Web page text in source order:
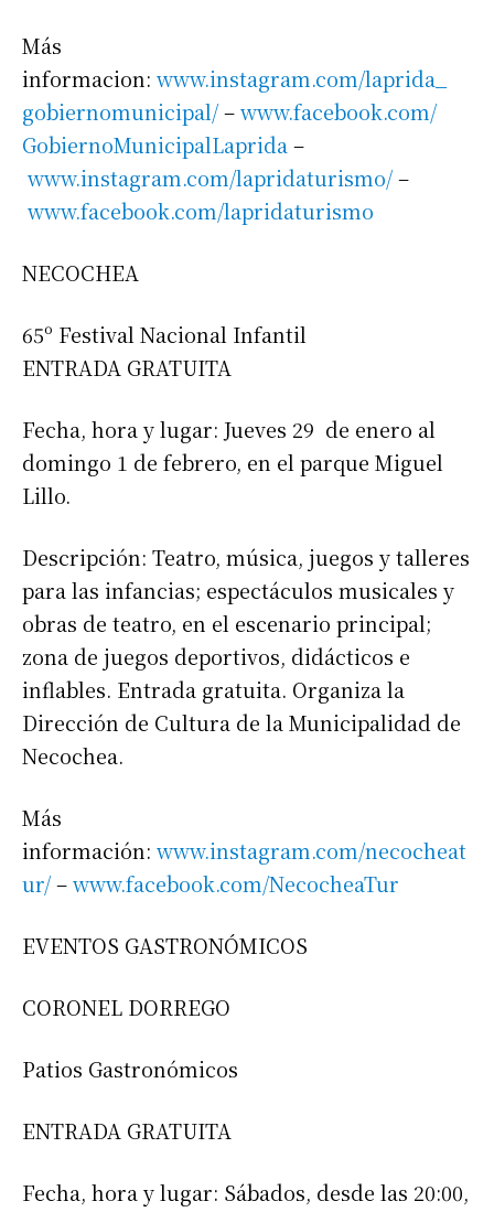
Más
informacion: www.instagram.com/laprida_
gobiernomunicipal/–www.facebook.com/
GobiernoMunicipalLaprida–
www.instagram.com/lapridaturismo/–
www.facebook.com/lapridaturismo
NECOCHEA
65º Festival Nacional Infantil
ENTRADA GRATUITA
Fecha, hora y lugar: Jueves 29 de enero al
domingo 1 de febrero, en el parque Miguel
Lillo.
Descripción: Teatro, música, juegos y talleres
para las infancias; espectáculos musicales y
obras de teatro, en el escenario principal;
zona de juegos deportivos, didácticos e
inflables. Entrada gratuita. Organiza la
Dirección de Cultura de la Municipalidad de
Necochea.
Más
información: www.instagram.com/necocheat
ur/–www.facebook.com/NecocheaTur
EVENTOS GASTRONÓMICOS
CORONEL DORREGO
Patios Gastronómicos
ENTRADA GRATUITA
Fecha, hora y lugar: Sábados, desde las 20:00,